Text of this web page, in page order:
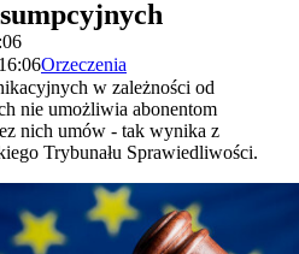
Orzeczenia
w zależności od
nie umożliwia abonentom
nich umów - tak wynika z
Trybunału Sprawiedliwości.